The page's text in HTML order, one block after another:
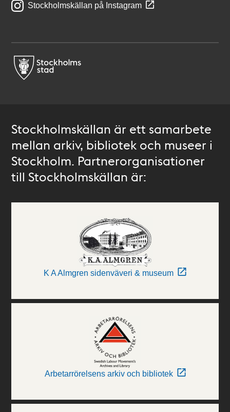
Stockholmskällan på Instagram
Stockholmskällan är ett samarbete
mellan arkiv, bibliotek och museer i
Stockholm. Partnerorganisationer
till Stockholmskällan är:
K A Almgren sidenväveri & museum
Arbetarrörelsens arkiv och bibliotek